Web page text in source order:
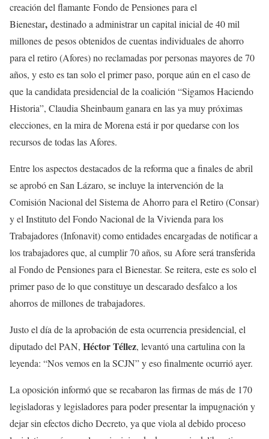
creación del flamante Fondo de Pensiones para el
Bienestar, destinado a administrar un capital inicial de 40 mil
millones de pesos obtenidos de cuentas individuales de ahorro
para el retiro (Afores) no reclamadas por personas mayores de 70
años, y esto es tan solo el primer paso, porque aún en el caso de
que la candidata presidencial de la coalición “Sigamos Haciendo
Historia”, Claudia Sheinbaum ganara en las ya muy próximas
elecciones, en la mira de Morena está ir por quedarse con los
recursos de todas las Afores.
Entre los aspectos destacados de la reforma que a finales de abril
se aprobó en San Lázaro, se incluye la intervención de la
Comisión Nacional del Sistema de Ahorro para el Retiro (Consar)
y el Instituto del Fondo Nacional de la Vivienda para los
Trabajadores (Infonavit) como entidades encargadas de notificar a
los trabajadores que, al cumplir 70 años, su Afore será transferida
al Fondo de Pensiones para el Bienestar. Se reitera, este es solo el
primer paso de lo que constituye un descarado desfalco a los
ahorros de millones de trabajadores.
Justo el día de la aprobación de esta ocurrencia presidencial, el
diputado del PAN, Héctor Téllez, levantó una cartulina con la
leyenda: “Nos vemos en la SCJN” y eso finalmente ocurrió ayer.
La oposición informó que se recabaron las firmas de más de 170
legisladoras y legisladores para poder presentar la impugnación y
dejar sin efectos dicho Decreto, ya que viola al debido proceso